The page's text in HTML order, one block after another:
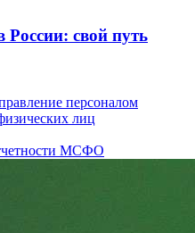
свой путь
персоналом
лиц
МСФО